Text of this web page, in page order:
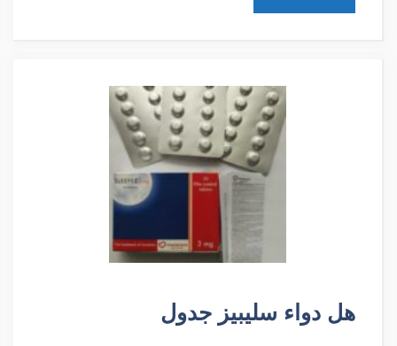
هل دواء سليبيز جدول